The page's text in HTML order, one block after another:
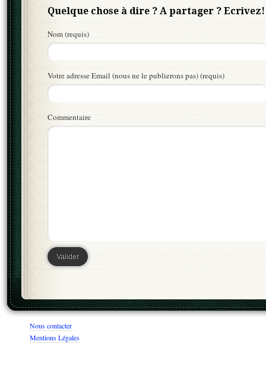
Quelque chose à dire ? A partager ? Ecrivez!
Nom (requis)
Votre adresse Email (nous ne le publierons pas) (requis)
Commentaire
Nous contacter
Mentions Légales